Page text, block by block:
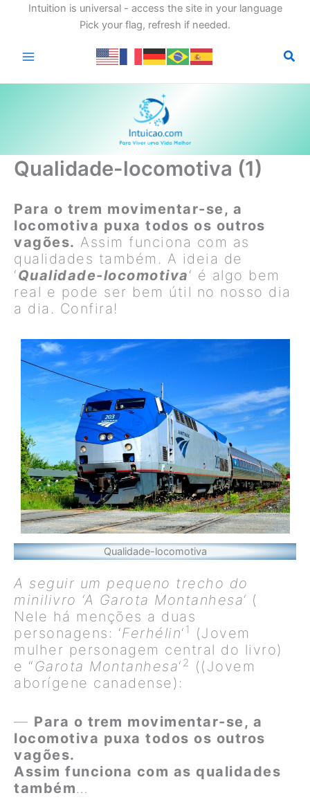
Intuition is universal - access the site in your language
Pick your flag, refresh if needed.
Qualidade-locomotiva (1)
Para o trem movimentar-se, a
locomotiva puxa todos os outros
vagões. Assim funciona com as
qualidades também. A ideia de
‘Qualidade-locomotiva‘ é algo bem
real e pode ser bem útil no nosso dia
a dia. Confira!
Qualidade-locomotiva
A seguir um pequeno trecho do
minilivro ‘A Garota Montanhesa‘ (
Nele há menções a duas
personagens: ‘Ferhélin‘ 1
(Jovem
mulher personagem central do livro)
e “Garota Montanhesa‘ 2
((Jovem
aborígene canadense):
— Para o trem movimentar-se, a
locomotiva puxa todos os outros
vagões.
Assim funciona com as qualidades
também…